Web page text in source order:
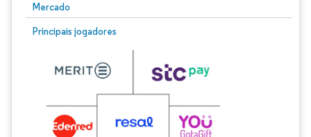
Mercado
Principais jogadores
Imagem © Mordor Intelligence. O reuso requer atribuição conforme CC BY 4.0.